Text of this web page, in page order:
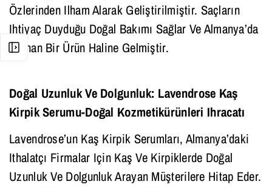
Özlerinden Ilham Alarak Geliştirilmiştir. Saçların
Ihtiyaç Duyduğu Doğal Bakımı Sağlar Ve Almanya’da
Aranan Bir Ürün Haline Gelmiştir.
Doğal Uzunluk Ve Dolgunluk: Lavendrose Kaş
Kirpik Serumu-Doğal Kozmetikürünleri Ihracatı
Lavendrose’un Kaş Kirpik Serumları, Almanya’daki
Ithalatçı Firmalar Için Kaş Ve Kirpiklerde Doğal
Uzunluk Ve Dolgunluk Arayan Müşterilere Hitap Eder.